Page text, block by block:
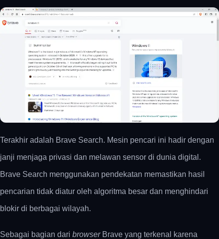
Terakhir adalah Brave Search. Mesin pencari ini hadir dengan
janji menjaga privasi dan melawan sensor di dunia digital.
Brave Search menggunakan pendekatan memastikan hasil
pencarian tidak diatur oleh algoritma besar dan menghindari
blokir di berbagai wilayah.
Sebagai bagian dari browser Brave yang terkenal karena